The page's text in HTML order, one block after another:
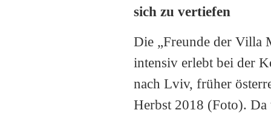
sich zu vertiefen
Die „Freunde der Villa
intensiv erlebt bei der
nach Lviv, früher
Herbst 2018 (Foto). Da